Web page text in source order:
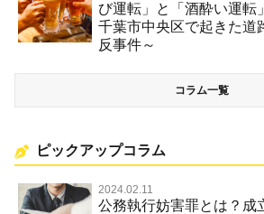
び運転」と「酒酔い運転
千葉市中央区で起きた道
反事件～
コラム一覧
ピックアップコラム
2024.02.11
公務執行妨害罪とは？成